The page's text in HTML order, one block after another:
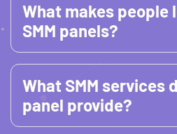
What makes people
SMM panels?
What SMM services
panel provide?